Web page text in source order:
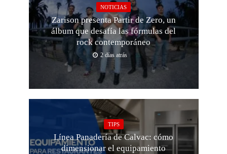
NOTICIAS
Zarison presenta Partir de Zero, un
álbum que desafía las fórmulas del
rock contemporáneo
2 días atrás
TIPS
Línea Panadería de Calvac: cómo
dimensionar el equipamiento